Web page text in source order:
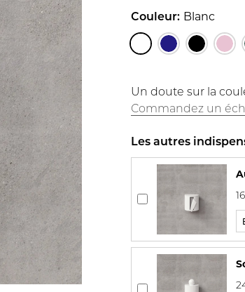
Couleur: Blanc
Un doute sur la
Commandez un
Les autres